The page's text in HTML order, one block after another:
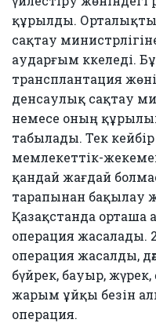
құрылды.
сақтау
аударғым ккеледі.
трансплантация
денсаулық сақтау
немесе оның
табылады. Тек
мемлекеттік-
қандай жағдай
тарапынан бақылау
Қазақстанда орташа
операция жасалады.
операция жасалды,
бүйрек, бауыр, жүрек,
жарым ұйқы безін
операция.